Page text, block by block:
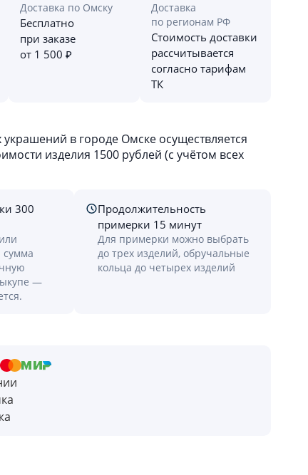
Доставка по Омску
Бесплатно
при заказе
от 1 500 ₽
Доставка
по регионам РФ
Стоимость доставки
рассчитывается
согласно тарифам
ТК
в городе Омске осуществляется
изделия 1500 рублей (с учётом всех
300
сумма
—
Продолжительность
примерки 15 минут
Для примерки можно выбрать
до трех изделий, обручальные
кольца до четырех изделий